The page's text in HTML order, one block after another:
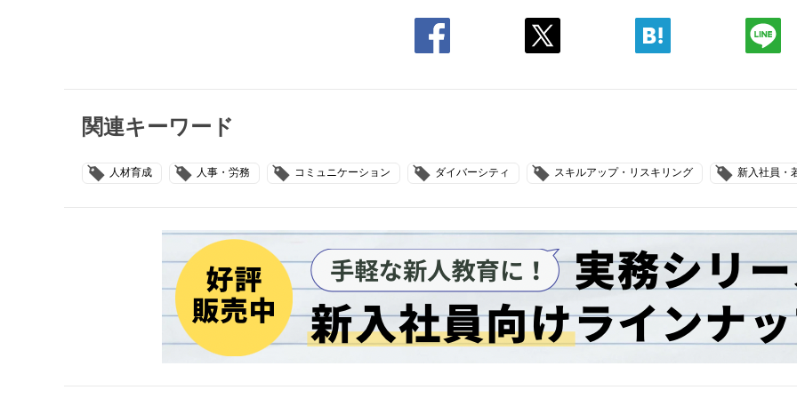
関連キーワード
人材育成 人事・労務 コミュニケーション ダイバーシティ スキルアップ・リスキリング 新入社員・